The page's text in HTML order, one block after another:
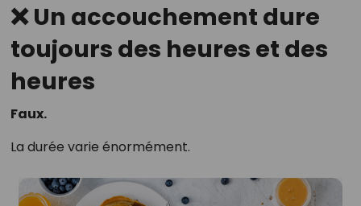
❌ Un accouchement dure
toujours des heures et des
heures
Faux.
La durée varie énormément.